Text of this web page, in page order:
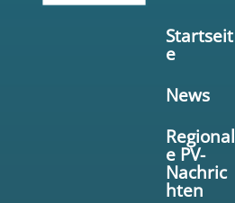
Startseit
e
News
Regional
e PV-
Nachric
hten